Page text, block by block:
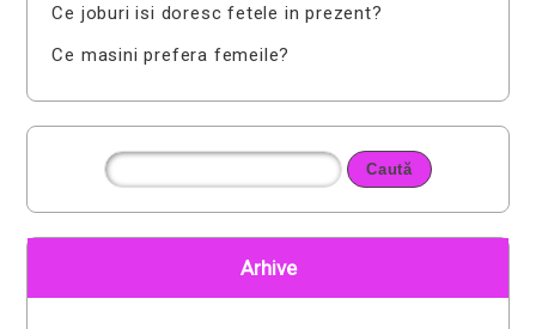
Ce joburi isi doresc fetele in prezent?
Ce masini prefera femeile?
Arhive